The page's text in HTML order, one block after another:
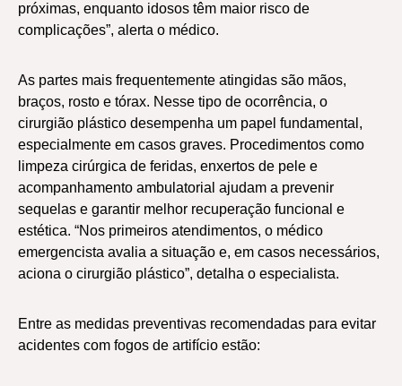
próximas, enquanto idosos têm maior risco de
complicações”, alerta o médico.
As partes mais frequentemente atingidas são mãos,
braços, rosto e tórax. Nesse tipo de ocorrência, o
cirurgião plástico desempenha um papel fundamental,
especialmente em casos graves. Procedimentos como
limpeza cirúrgica de feridas, enxertos de pele e
acompanhamento ambulatorial ajudam a prevenir
sequelas e garantir melhor recuperação funcional e
estética. “Nos primeiros atendimentos, o médico
emergencista avalia a situação e, em casos necessários,
aciona o cirurgião plástico”, detalha o especialista.
Entre as medidas preventivas recomendadas para evitar
acidentes com fogos de artifício estão: